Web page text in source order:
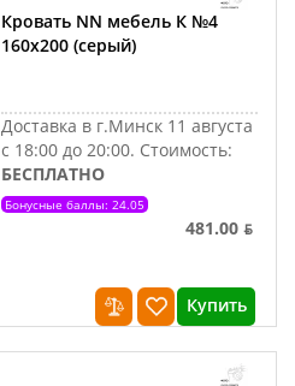
Кровать NN мебель К №4
160х200 (серый)
Доставка в г.Минск 11 августа
с 18:00 до 20:00. Стоимость:
БЕСПЛАТНО
Бонусные баллы: 24.05
481.00 ƃ
Купить